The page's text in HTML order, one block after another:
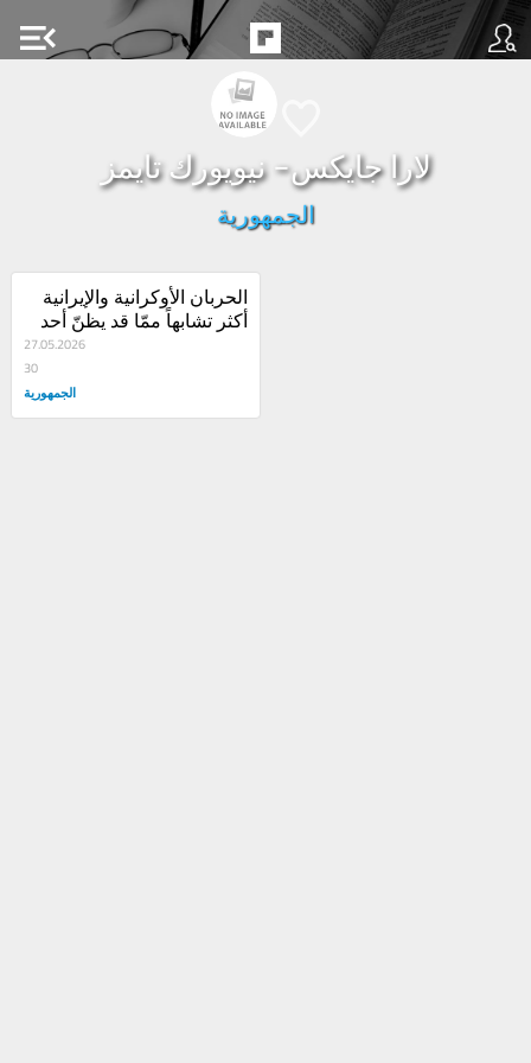
menu_open
لارا جايكس- نيويورك تايمز
الجمهورية
أكثر تشابهاً ممّا قد يظنّ أحد
27.05.2026
30
الجمهورية